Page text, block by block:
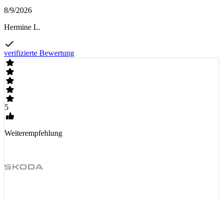
8/9/2026
Hermine L.
verifizierte Bewertung
5
Weiterempfehlung